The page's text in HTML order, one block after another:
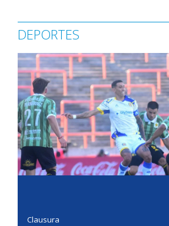
DEPORTES
Clausura